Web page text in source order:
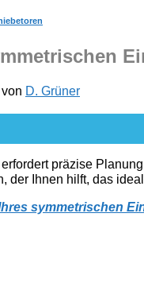
von D. Grüner
präzise
Ihnen hilft, das
symmetrischen